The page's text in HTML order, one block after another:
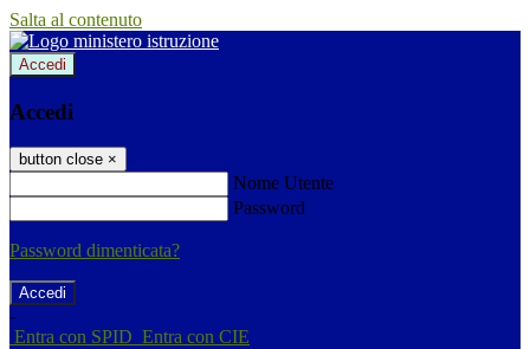
Salta al contenuto
Accedi
Accedi
button close ×
Nome Utente
Password
Password dimenticata?
-
Entra con SPID Entra con CIE